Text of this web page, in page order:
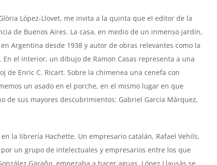
López-Llovet, me invita a la quinta que el editor de la
de Buenos Aires. La casa, en medio de un inmenso jardín,
Argentina desde 1938 y autor de obras relevantes como la
el interior, un dibujo de Ramon Casas representa a una
de Enric C. Ricart. Sobre la chimenea una cenefa con
un asado en el porche, en el mismo lugar en que
de sus mayores descubrimientos: Gabriel García Márquez,
la librería Hachette. Un empresario catalán, Rafael Vehils,
un grupo de intelectuales y empresarios entre los que